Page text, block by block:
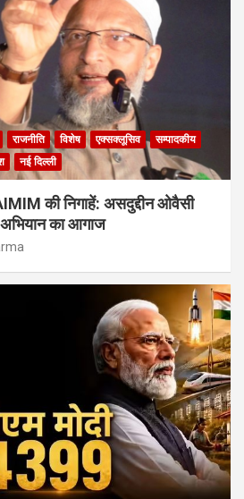
राजनीति विशेष एक्सक्लूसिव
सम्पादकीय
नई दिल्ली
की निगाहें: असदुद्दीन ओवैसी
का आगाज